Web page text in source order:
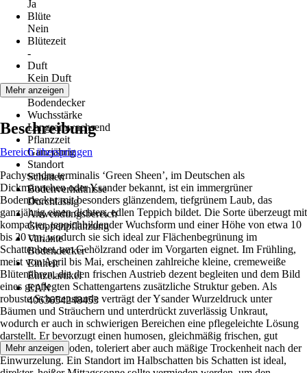
Ja
Blüte
Nein
Blütezeit
-
Duft
Kein Duft
Wuchs
Bodendecker
Wuchsstärke
Langsamwachsend
Pflanzzeit
Ganzjährig
Standort
Schatten
Bodenverhältnisse
Durchlässig
Anwendungsbereich
Gruppenpflanzung
Variante
Bodendecker
Einheit
Einzelartikel
EAN
4063654248453
Mehr anzeigen
Beschreibung
Bereich überspringen
Pachysandra terminalis ‘Green Sheen’, im Deutschen als
Dickmännchen oder Ysander bekannt, ist ein immergrüner
Bodendecker mit besonders glänzendem, tiefgrünem Laub, das
ganzjährig einen dichten, edlen Teppich bildet. Die Sorte überzeugt mit
kompakter, teppichbildender Wuchsform und einer Höhe von etwa 10
bis 20 cm, wodurch sie sich ideal zur Flächenbegrünung im
Schattenbeet, am Gehölzrand oder im Vorgarten eignet. Im Frühling,
meist von April bis Mai, erscheinen zahlreiche kleine, cremeweiße
Blütenähren, die den frischen Austrieb dezent begleiten und dem Bild
eines gepflegten Schattengartens zusätzliche Struktur geben. Als
robuste Schattenstaude verträgt der Ysander Wurzeldruck unter
Bäumen und Sträuchern und unterdrückt zuverlässig Unkraut,
wodurch er auch in schwierigen Bereichen eine pflegeleichte Lösung
darstellt. Er bevorzugt einen humosen, gleichmäßig frischen, gut
durchlässigen Boden, toleriert aber auch mäßige Trockenheit nach der
Einwurzelung. Ein Standort im Halbschatten bis Schatten ist ideal,
Mehr anzeigen